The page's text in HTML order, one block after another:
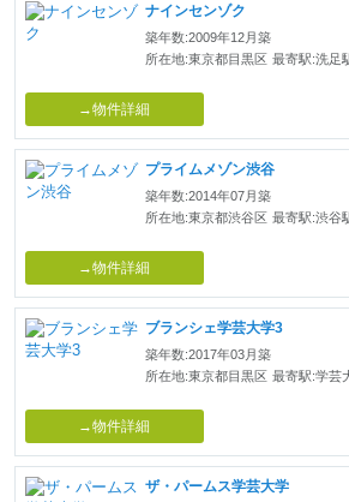
ナインセンゾク
築年数:2009年12月築
所在地:東京都目黒区 最寄駅:洗足
→物件詳細
プライムメゾン渋谷
築年数:2014年07月築
所在地:東京都渋谷区 最寄駅:渋谷
→物件詳細
ブランシェ学芸大学3
築年数:2017年03月築
所在地:東京都目黒区 最寄駅:学芸
→物件詳細
ザ・パームス学芸大学